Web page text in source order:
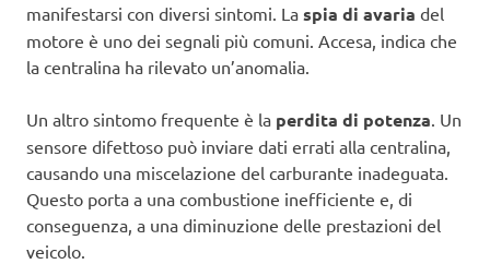
manifestarsi con diversi sintomi. La spia di avaria del
motore è uno dei segnali più comuni. Accesa, indica che
la centralina ha rilevato un’anomalia.
Un altro sintomo frequente è la perdita di potenza. Un
sensore difettoso può inviare dati errati alla centralina,
causando una miscelazione del carburante inadeguata.
Questo porta a una combustione inefficiente e, di
conseguenza, a una diminuzione delle prestazioni del
veicolo.